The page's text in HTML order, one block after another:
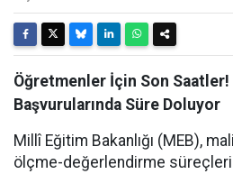
Öğretmenler İçin Son Saatler!
Başvurularında Süre Doluyor
Millî Eğitim Bakanlığı (MEB),
ölçme-değerlendirme